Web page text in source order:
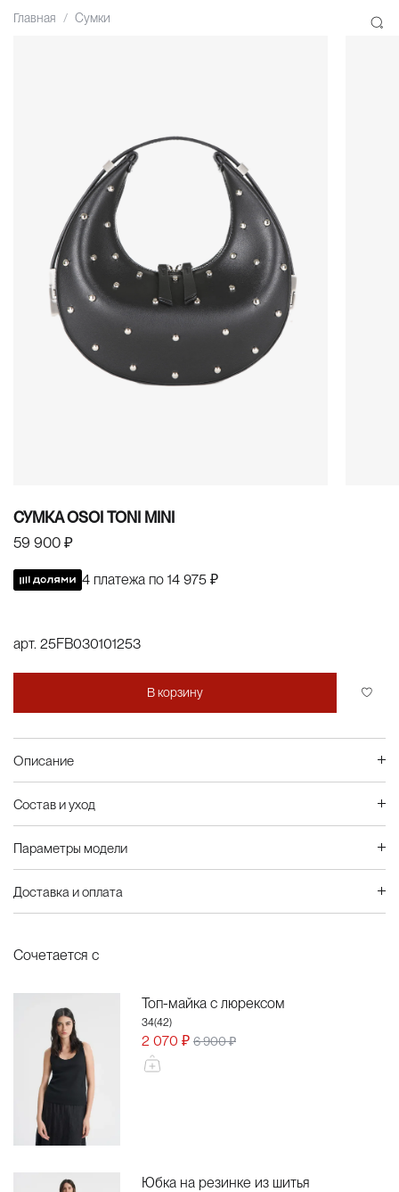
Главная Сумки
СУМКА OSOI TONI MINI
59 900 ₽
4 платежа по 14 975 ₽
арт. 25FB030101253
В корзину
Описание
Состав и уход
Параметры модели
Доставка и оплата
Сочетается с
Топ-майка с люрексом
34(42)
2 070 ₽ 6 900 ₽
Юбка на резинке из шитья